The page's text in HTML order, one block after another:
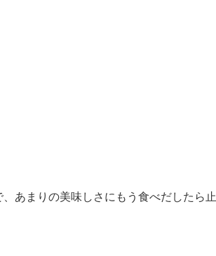
あまりの美味しさにもう食べだしたら止